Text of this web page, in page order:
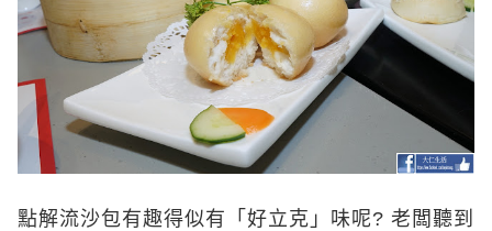
點解流沙包有趣得似有「好立克」味呢? 老闆聽到